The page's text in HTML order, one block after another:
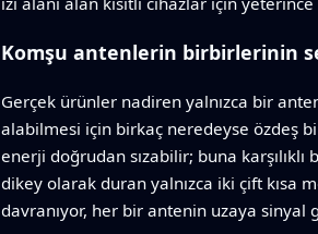
Komşu antenlerin birbirlerinin
Gerçek ürünler nadiren yalnızca bir
alabilmesi için birkaç neredeyse özdeş
enerji doğrudan sızabilir; buna
dikey olarak duran yalnızca iki çift kısa
davranıyor, her bir antenin uzaya